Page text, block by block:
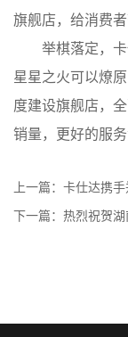
旗舰店，给消费
举棋落定，
星星之火可以燎
度建设旗舰店，
销量，更好的服务
上一篇：卡仕达携
下一篇：热烈祝贺湖